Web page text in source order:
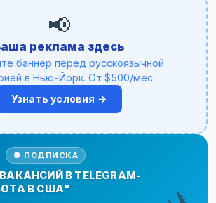
📢
реклама здесь
баннер перед русскоязычной
в Нью-Йорк. От $500/мес.
Узнать условия →
● ПОДПИСКА
В TELEGRAM-
В США"